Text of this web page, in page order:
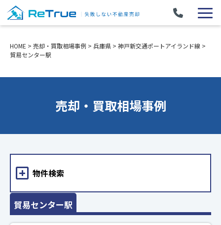
HOME > 売却・買取相場事例 > 兵庫県 > 神戸新交通ポートアイランド線 >
貿易センター駅
売却・買取相場事例
貿易センター駅
物件検索